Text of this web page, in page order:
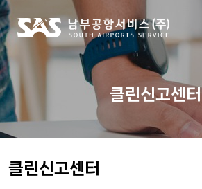
클린신고센터
클린신고센터